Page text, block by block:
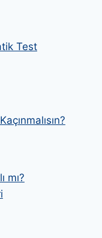
Test
mı?